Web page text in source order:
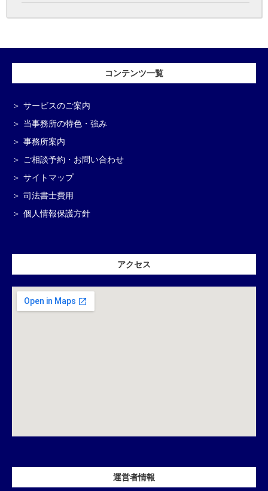
コンテンツ一覧
サービスのご案内
当事務所の特色・強み
事務所案内
ご相談予約・お問い合わせ
サイトマップ
司法書士費用
個人情報保護方針
アクセス
運営者情報